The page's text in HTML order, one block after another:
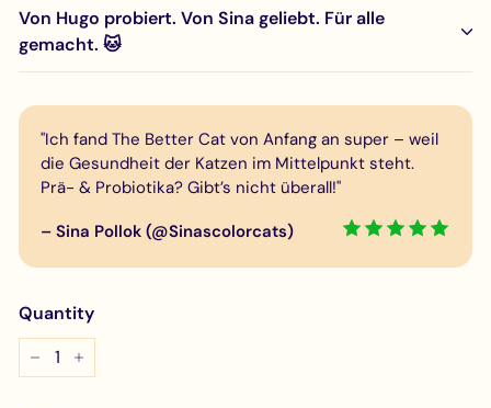
Von Hugo probiert. Von Sina geliebt. Für alle
gemacht. 🐱
"Ich fand The Better Cat von Anfang an super – weil
die Gesundheit der Katzen im Mittelpunkt steht.
Prä- & Probiotika? Gibt’s nicht überall!"
– Sina Pollok (@Sinascolorcats)
Quantity
+